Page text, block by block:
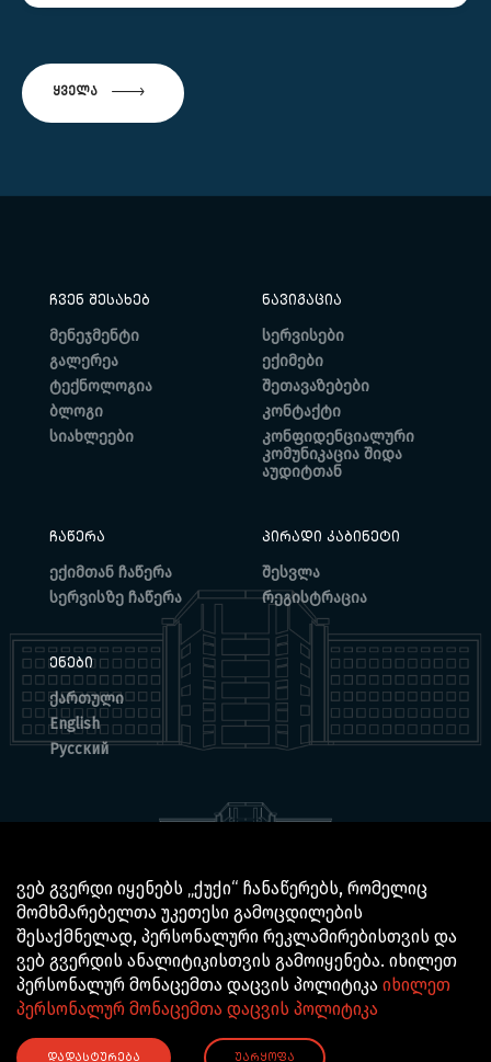
ᲧᲕᲔᲚᲐ
ᲩᲕᲔᲜ ᲨᲔᲡᲐᲮᲔᲑ
მენეჯმენტი
გალერეა
ტექნოლოგია
ბლოგი
სიახლეები
ᲜᲐᲕᲘᲒᲐᲪᲘᲐ
სერვისები
ექიმები
შეთავაზებები
კონტაქტი
კონფიდენციალური
კომუნიკაცია შიდა
აუდიტთან
ᲩᲐᲬᲔᲠᲐ
ექიმთან ჩაწერა
სერვისზე ჩაწერა
ᲞᲘᲠᲐᲓᲘ ᲙᲐᲑᲘᲜᲔᲢᲘ
შესვლა
რეგისტრაცია
ᲔᲜᲔᲑᲘ
ქართული
English
Русский
© 2025 BOCHORISHVILI CLINIC IS PROUDLY POWERED BY
GTN TECHNOLOGICS
ვებ გვერდი იყენებს „ქუქი“ ჩანაწერებს, რომელიც
მომხმარებელთა უკეთესი გამოცდილების
შესაქმნელად, პერსონალური რეკლამირებისთვის და
ვებ გვერდის ანალიტიკისთვის გამოიყენება. იხილეთ
პერსონალურ მონაცემთა დაცვის პოლიტიკა იხილეთ
პერსონალურ მონაცემთა დაცვის პოლიტიკა
ᲓᲐᲓᲐᲡᲢᲣᲠᲔᲑᲐ ᲣᲐᲠᲧᲝᲤᲐ